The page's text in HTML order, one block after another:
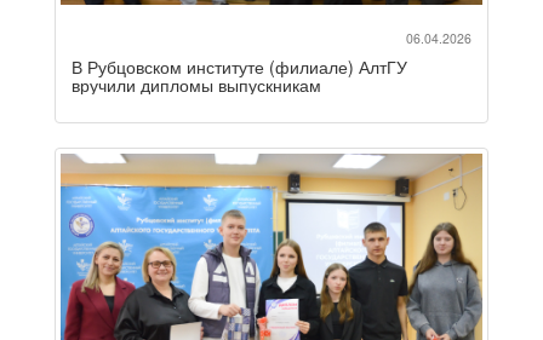
06.04.2026
В Рубцовском институте (филиале) АлтГУ
вручили дипломы выпускникам